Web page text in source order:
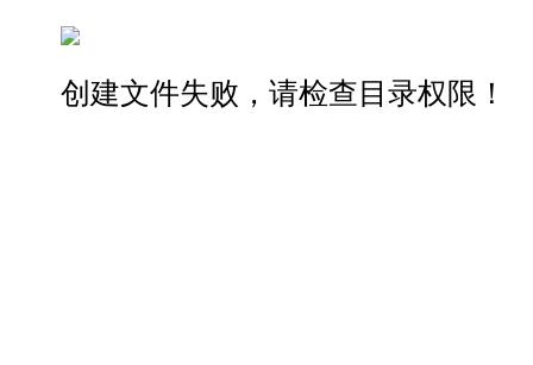
创建文件失败，请检查目录权限！